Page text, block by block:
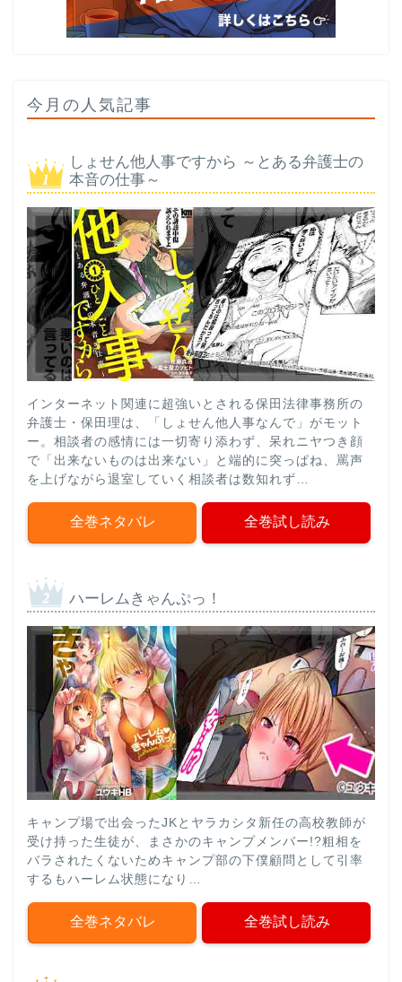
今月の人気記事
しょせん他人事ですから ～とある弁護士の
本音の仕事～
インターネット関連に超強いとされる保田法律事務所の
弁護士・保田理は、「しょせん他人事なんで」がモット
ー。相談者の感情には一切寄り添わず、呆れニヤつき顔
で「出来ないものは出来ない」と端的に突っぱね、罵声
を上げながら退室していく相談者は数知れず…
全巻ネタバレ 全巻試し読み
ハーレムきゃんぷっ！
キャンプ場で出会ったJKとヤラカシタ新任の高校教師が
受け持った生徒が、まさかのキャンプメンバー!?粗相を
バラされたくないためキャンプ部の下僕顧問として引率
するもハーレム状態になり…
全巻ネタバレ 全巻試し読み